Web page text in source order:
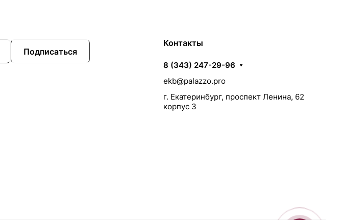
Подписаться
Контакты
8 (343) 247-29-96
ekb@palazzo.pro
г. Екатеринбург, проспект Ленина, 62
корпус 3